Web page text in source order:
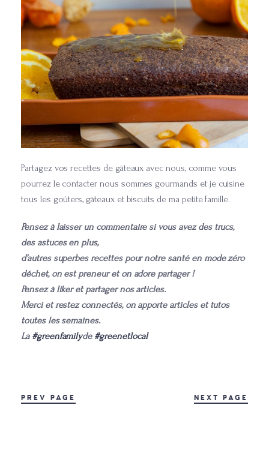
Partagez vos recettes de gâteaux avec nous, comme vous
pourrez le contacter nous sommes gourmands et je cuisine
tous les goûters, gâteaux et biscuits de ma petite famille.
Pensez à laisser un commentaire si vous avez des trucs,
des astuces en plus,
d’autres superbes recettes pour notre santé en mode zéro
déchet, on est preneur et on adore partager !
Pensez à liker et partager nos articles.
Merci et restez connectés, on apporte articles et tutos
toutes les semaines.
La #greenfamilyde #greenetlocal
PREV PAGE NEXT PAGE